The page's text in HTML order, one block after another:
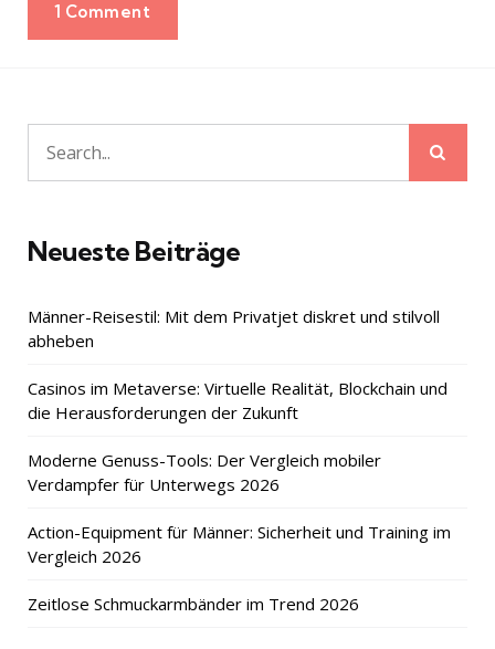
1 Comment
Search
for:
Neueste Beiträge
Männer-Reisestil: Mit dem Privatjet diskret und stilvoll
abheben
Casinos im Metaverse: Virtuelle Realität, Blockchain und
die Herausforderungen der Zukunft
Moderne Genuss-Tools: Der Vergleich mobiler
Verdampfer für Unterwegs 2026
Action-Equipment für Männer: Sicherheit und Training im
Vergleich 2026
Zeitlose Schmuckarmbänder im Trend 2026